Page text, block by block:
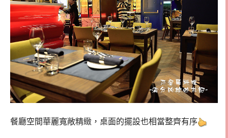
餐廳空間華麗寬敞精緻，桌面的擺設也相當整齊有序